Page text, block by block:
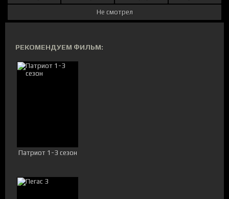
Не смотрел
РЕКОМЕНДУЕМ ФИЛЬМ:
Патриот 1-3 сезон